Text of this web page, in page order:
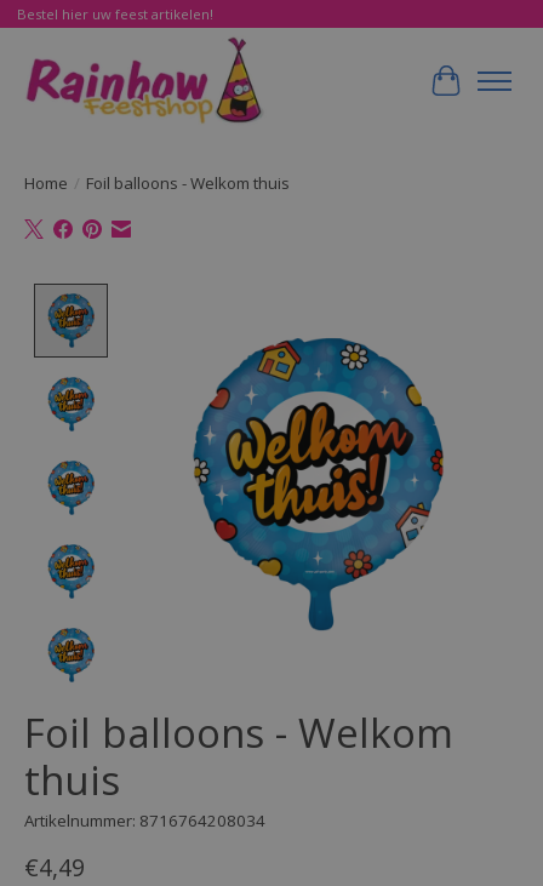
Bestel hier uw feest artikelen!
Home / Foil balloons - Welkom thuis
Foil balloons - Welkom
thuis
Artikelnummer: 8716764208034
€4,49